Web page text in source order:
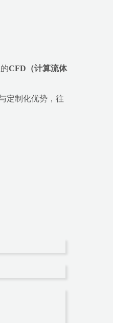
CFD（计算流体
定制化优势，往